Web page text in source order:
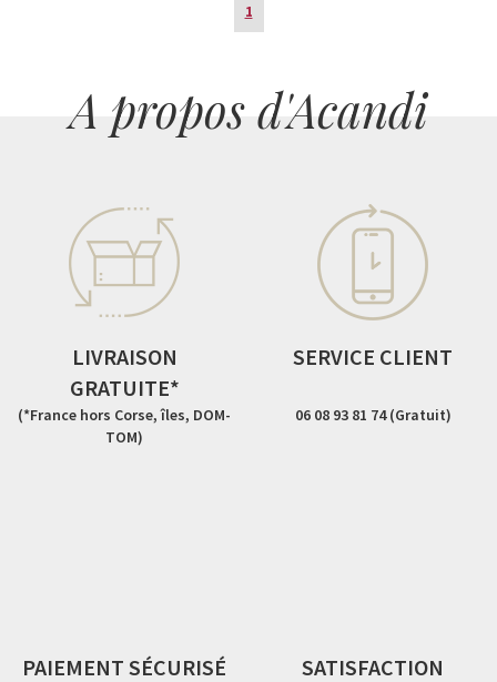
1
A propos d'Acandi
LIVRAISON
GRATUITE*
(*France hors Corse, îles, DOM-
TOM)
SERVICE CLIENT
06 08 93 81 74 (Gratuit)
PAIEMENT SÉCURISÉ SATISFACTION